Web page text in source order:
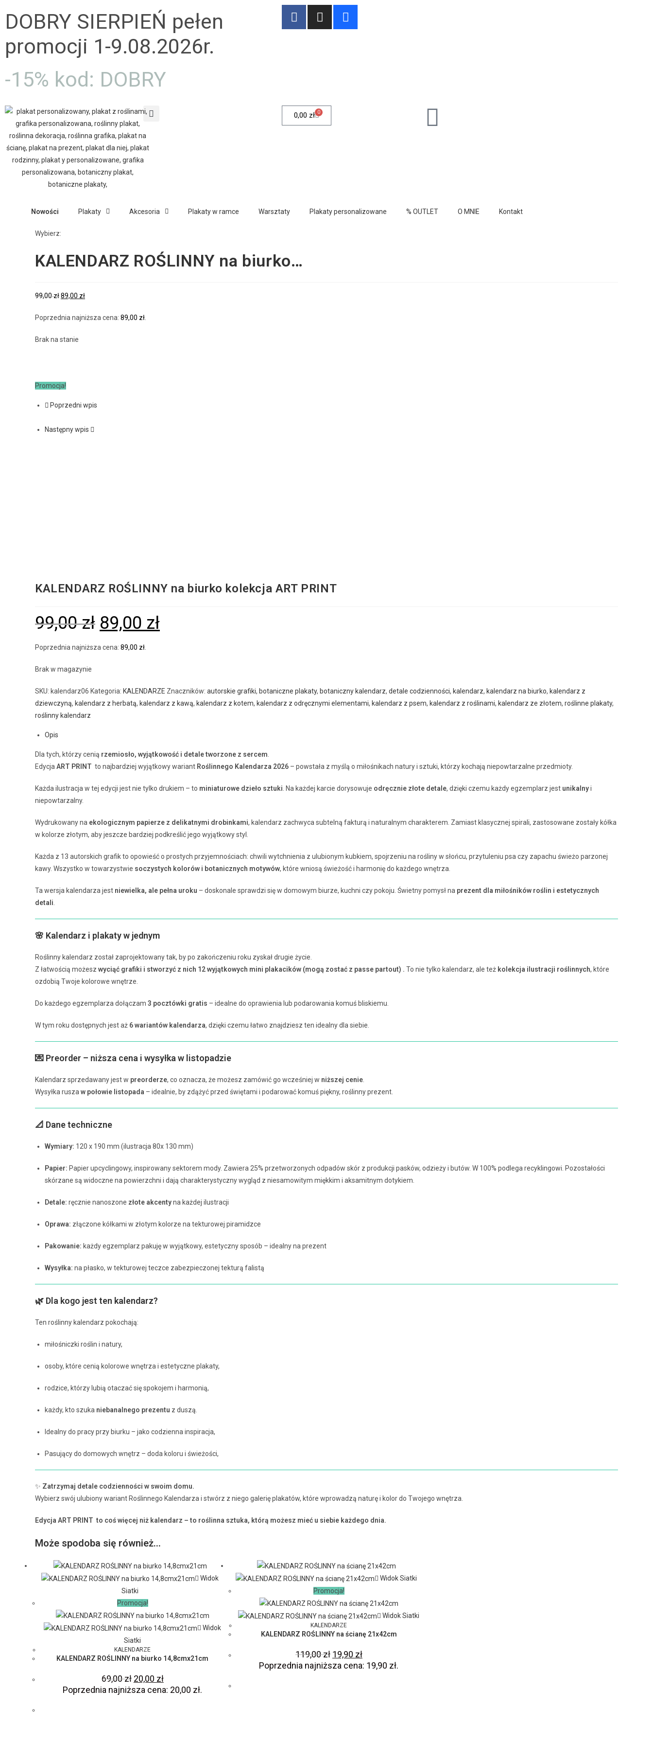
DOBRY SIERPIEŃ pełen
promocji 1-9.08.2026r.
-15% kod: DOBRY
0,00 zł 0
Nowości Plakaty Akcesoria Plakaty w ramce Warsztaty Plakaty personalizowane % OUTLET O MNIE Kontakt
Wybierz:
KALENDARZ ROŚLINNY na biurko…
99,00zł89,00 zł
Poprzednia najniższa cena: 89,00 zł.
Brak na stanie
Promocja!
Poprzedni wpis
Następny wpis
KALENDARZ ROŚLINNY na biurko kolekcja ART PRINT
99,00zł 89,00 zł
Poprzednia najniższa cena: 89,00 zł.
Brak w magazynie
SKU: kalendarz06 Kategoria: KALENDARZE Znaczników: autorskie grafiki, botaniczne plakaty, botaniczny kalendarz, detale codzienności, kalendarz, kalendarz na biurko, kalendarz z
dziewczyną, kalendarz z herbatą, kalendarz z kawą, kalendarz z kotem, kalendarz z odręcznymi elementami, kalendarz z psem, kalendarz z roślinami, kalendarz ze złotem, roślinne plakaty,
roślinny kalendarz
Opis
Dla tych, którzy cenią rzemiosło, wyjątkowość i detale tworzone z sercem.
EdycjaART PRINT to najbardziej wyjątkowy wariant Roślinnego Kalendarza 2026 – powstała z myślą o miłośnikach natury i sztuki, którzy kochają niepowtarzalne przedmioty.
Każda ilustracja w tej edycji jest nie tylko drukiem – to miniaturowe dzieło sztuki. Na każdej karcie dorysowuje odręcznie złote detale, dzięki czemu każdy egzemplarz jest unikalnyi
niepowtarzalny.
Wydrukowany na ekologicznym papierze z delikatnymi drobinkami, kalendarz zachwyca subtelną fakturą i naturalnym charakterem. Zamiast klasycznej spirali, zastosowane zostały kółka
w kolorze złotym, aby jeszcze bardziej podkreślić jego wyjątkowy styl.
Każda z 13 autorskich grafik to opowieść o prostych przyjemnościach: chwili wytchnienia z ulubionym kubkiem, spojrzeniu na rośliny w słońcu, przytuleniu psa czy zapachu świeżo parzonej
kawy. Wszystko w towarzystwie soczystych kolorów i botanicznych motywów, które wniosą świeżość i harmonię do każdego wnętrza.
Ta wersja kalendarza jest niewielka, ale pełna uroku – doskonale sprawdzi się w domowym biurze, kuchni czy pokoju. Świetny pomysł na prezent dla miłośników roślin i estetycznych
detali.
🌸 Kalendarz i plakaty w jednym
Roślinny kalendarz został zaprojektowany tak, by po zakończeniu roku zyskał drugie życie.
Z łatwością możesz wyciąć grafiki i stworzyć z nich 12 wyjątkowych mini plakacików (mogą zostać z passe partout) . To nie tylko kalendarz, ale też kolekcja ilustracji roślinnych, które
ozdobią Twoje kolorowe wnętrze.
Do każdego egzemplarza dołączam 3 pocztówki gratis – idealne do oprawienia lub podarowania komuś bliskiemu.
W tym roku dostępnych jest aż 6 wariantów kalendarza, dzięki czemu łatwo znajdziesz ten idealny dla siebie.
💌 Preorder – niższa cena i wysyłka w listopadzie
Kalendarz sprzedawany jest w preorderze, co oznacza, że możesz zamówić go wcześniej w niższej cenie.
Wysyłka ruszaw połowie listopada – idealnie, by zdążyć przed świętami i podarować komuś piękny, roślinny prezent.
📐 Dane techniczne
Wymiary: 120 x 190 mm (ilustracja 80x 130 mm)
Papier: Papier upcyclingowy, inspirowany sektorem mody. Zawiera 25% przetworzonych odpadów skór z produkcji pasków, odzieży i butów. W 100% podlega recyklingowi. Pozostałości
skórzane są widoczne na powierzchni i dają charakterystyczny wygląd z niesamowitym miękkim i aksamitnym dotykiem.
Detale: ręcznie nanoszone złote akcentyna każdej ilustracji
Oprawa: złączone kółkami w złotym kolorze na tekturowej piramidzce
Pakowanie: każdy egzemplarz pakuję w wyjątkowy, estetyczny sposób – idealny na prezent
Wysyłka: na płasko, w tekturowej teczce zabezpieczonej tekturą falistą
🌿 Dla kogo jest ten kalendarz?
Ten roślinny kalendarz pokochają:
miłośniczki roślin i natury,
osoby, które cenią kolorowe wnętrza i estetyczne plakaty,
rodzice, którzy lubią otaczać się spokojem i harmonią,
każdy, kto szuka niebanalnego prezentu z duszą.
Idealny do pracy przy biurku – jako codzienna inspiracja,
Pasujący do domowych wnętrz – doda koloru i świeżości,
✨ Zatrzymaj detale codzienności w swoim domu.
Wybierz swój ulubiony wariant Roślinnego Kalendarza i stwórz z niego galerię plakatów, które wprowadzą naturę i kolor do Twojego wnętrza.
Edycja ART PRINT to coś więcej niż kalendarz – to roślinna sztuka, którą możesz mieć u siebie każdego dnia.
Może spodoba się również…
Widok
Siatki
Promocja!
Widok
Siatki
KALENDARZE
KALENDARZ ROŚLINNY na biurko 14,8cmx21cm
69,00zł 20,00 zł
Poprzednia najniższa cena: 20,00 zł.
Widok Siatki
Promocja!
Widok Siatki
KALENDARZE
KALENDARZ ROŚLINNY na ścianę 21x42cm
119,00zł 19,90 zł
Poprzednia najniższa cena: 19,90 zł.